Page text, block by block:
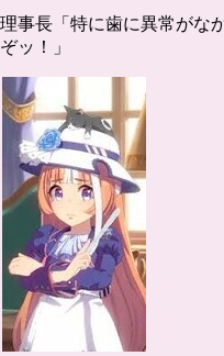
理事長「特に歯に異常がな
ぞッ！」